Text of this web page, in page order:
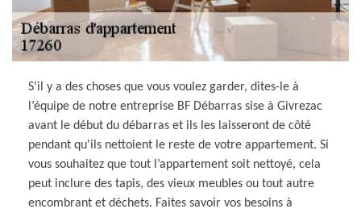
S'il y a des choses que vous voulez garder, dites-le à
l’équipe de notre entreprise BF Débarras sise à Givrezac
avant le début du débarras et ils les laisseront de côté
pendant qu'ils nettoient le reste de votre appartement. Si
vous souhaitez que tout l’appartement soit nettoyé, cela
peut inclure des tapis, des vieux meubles ou tout autre
encombrant et déchets. Faites savoir vos besoins à